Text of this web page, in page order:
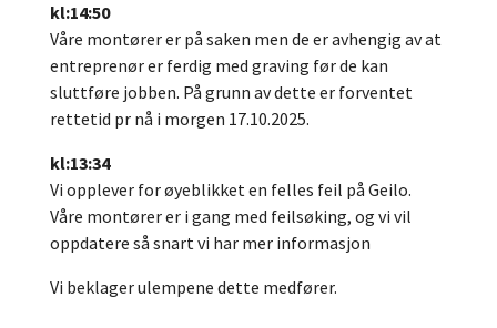
kl:14:50
Våre montører er på saken men de er avhengig av at
entreprenør er ferdig med graving før de kan
sluttføre jobben. På grunn av dette er forventet
rettetid pr nå i morgen 17.10.2025.
kl:13:34
Vi opplever for øyeblikket en felles feil på Geilo.
Våre montører er i gang med feilsøking, og vi vil
oppdatere så snart vi har mer informasjon
Vi beklager ulempene dette medfører.